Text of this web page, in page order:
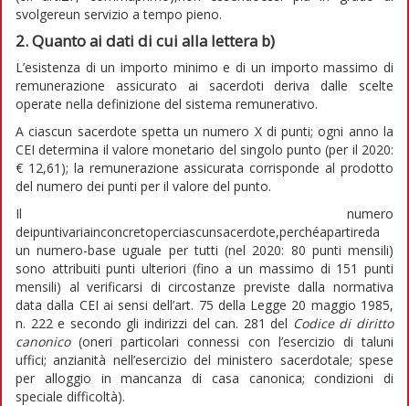
svolgereun servizio a tempo pieno.
2. Quanto ai dati di cui alla lettera b)
L’esistenza di un importo minimo e di un importo massimo di
remunerazione assicurato ai sacerdoti deriva dalle scelte
operate nella definizione del sistema remunerativo.
A ciascun sacerdote spetta un numero X di punti; ogni anno la
CEI determina il valore monetario del singolo punto (per il 2020:
€ 12,61); la remunerazione assicurata corrisponde al prodotto
del numero dei punti per il valore del punto.
Il numero
deipuntivariainconcretoperciascunsacerdote,perchéapartireda
un numero-base uguale per tutti (nel 2020: 80 punti mensili)
sono attribuiti punti ulteriori (fino a un massimo di 151 punti
mensili) al verificarsi di circostanze previste dalla normativa
data dalla CEI ai sensi dell’art. 75 della Legge 20 maggio 1985,
n. 222 e secondo gli indirizzi del can. 281 del Codice di diritto
canonico(oneri particolari connessi con l’esercizio di taluni
uffici; anzianità nell’esercizio del ministero sacerdotale; spese
per alloggio in mancanza di casa canonica; condizioni di
speciale difficoltà).